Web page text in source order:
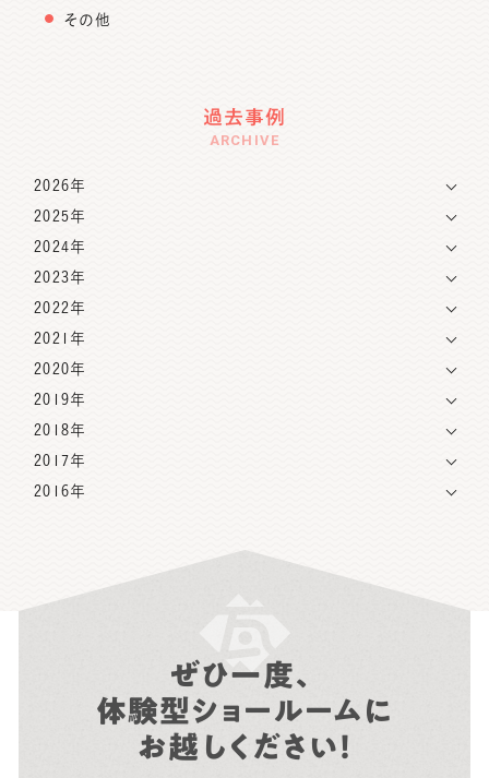
その他
過去事例
ARCHIVE
2026年
2025年
2024年
2023年
2022年
2021年
2020年
2019年
2018年
2017年
2016年
ぜひ一度、
体験型ショールームに
お越しください！